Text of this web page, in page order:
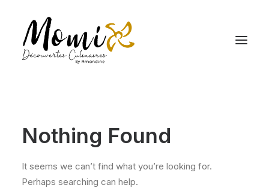
Nothing Found
It seems we can’t find what you’re looking for.
Perhaps searching can help.